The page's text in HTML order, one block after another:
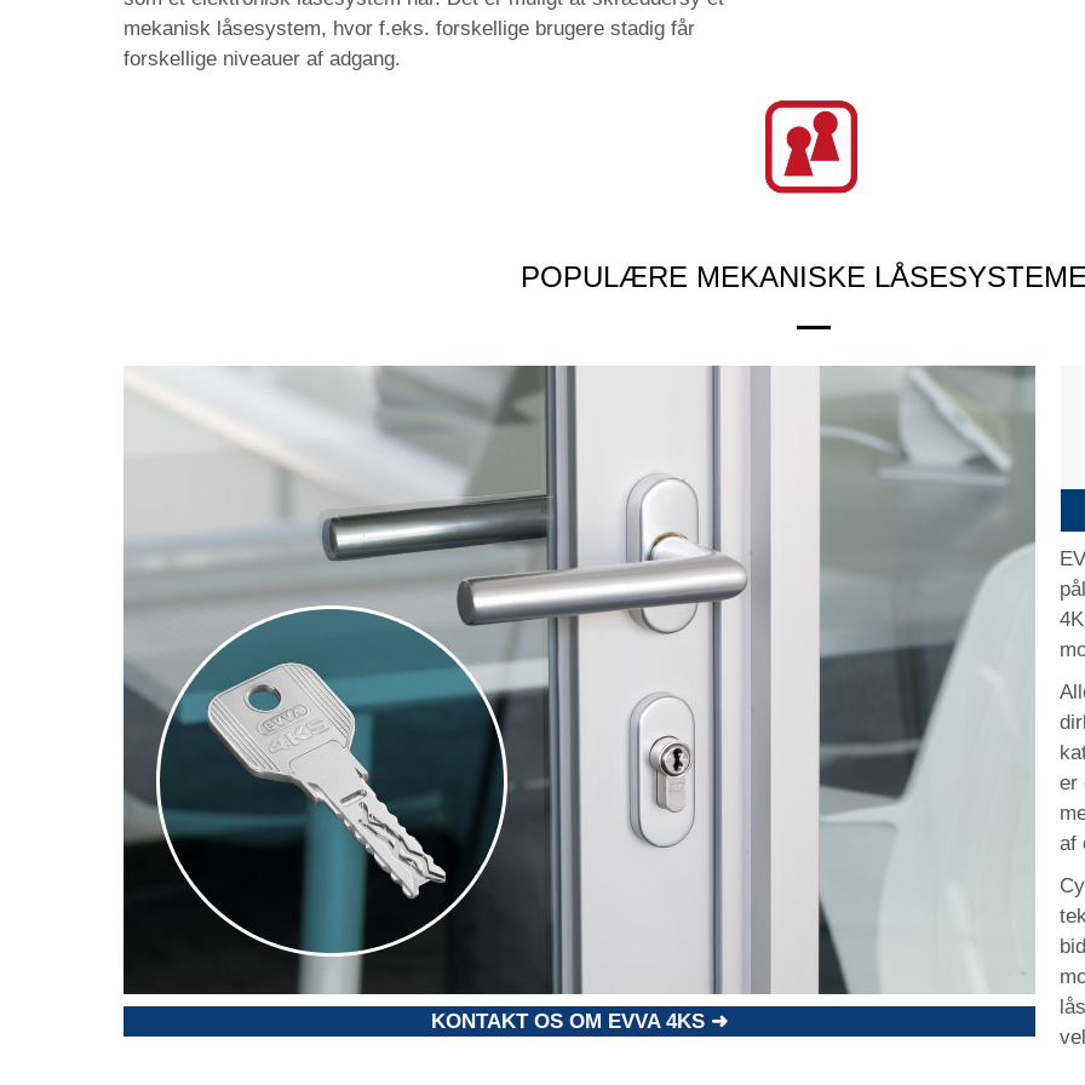
mekanisk låsesystem, hvor f.eks. forskellige brugere stadig får
forskellige niveauer af adgang.
POPULÆRE MEKANISKE
KONTAKT OS OM EVVA 4KS ➜
er
af